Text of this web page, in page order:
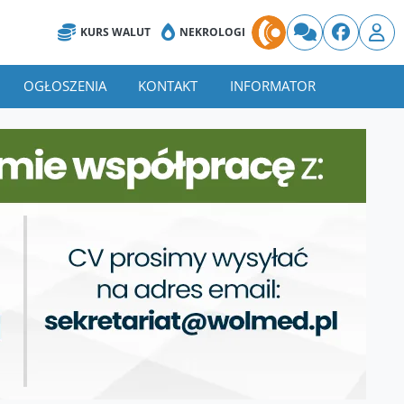
KURS WALUT NEKROLOGI
OGŁOSZENIA KONTAKT INFORMATOR